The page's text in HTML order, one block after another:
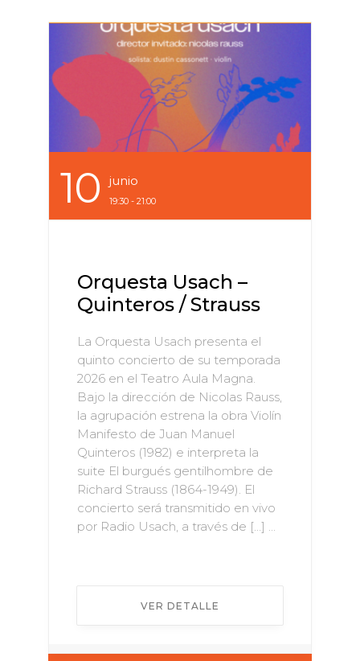
10 Junio
19:30 - 21:00
Orquesta Usach –
Quinteros / Strauss
La Orquesta Usach presenta el
quinto concierto de su temporada
2026 en el Teatro Aula Magna.
Bajo la dirección de Nicolas Rauss,
la agrupación estrena la obra Violín
Manifesto de Juan Manuel
Quinteros (1982) e interpreta la
suite El burgués gentilhombre de
Richard Strauss (1864-1949). El
concierto será transmitido en vivo
por Radio Usach, a través de […] ...
VER DETALLE